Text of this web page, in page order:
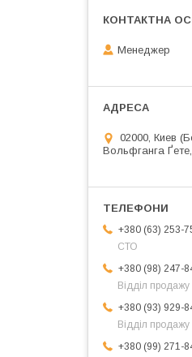
Менеджер
02000, Киев
Вольфганга
+380 (63) 253-
СТО
+380 (98) 247-
Відділ продажу
+380 (93) 929-
Відділ продажу
+380 (99) 271-